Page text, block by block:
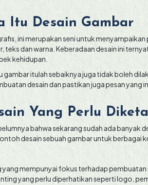
Itu Desain Gambar
ini merupakan seni untuk
teks dan warna. Keberadaan desain ini
kehidupan.
gambar itulah sebaiknya juga tidak boleh
desain dan pastikan juga pesan yang
Yang Perlu
bahwa sekarang sudah ada banyak
desain sebuah gambar untuk berbagai
yang mempunyai fokus terhadap
yang perlu diperhatikan seperti logo,